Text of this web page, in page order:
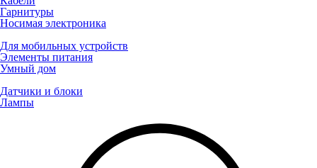
Гарнитуры
Носимая электроника
Для мобильных устройств
Элементы питания
Умный дом
Датчики и блоки
Лампы